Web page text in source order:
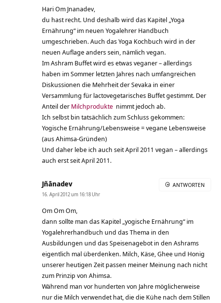
Hari Om Jnanadev,
du hast recht. Und deshalb wird das Kapitel „Yoga
Ernährung“ im neuen Yogalehrer Handbuch
umgeschrieben. Auch das Yoga Kochbuch wird in der
neuen Auflage anders sein, nämlich vegan.
Im Ashram Buffet wird es etwas veganer – allerdings
haben im Sommer letzten Jahres nach umfangreichen
Diskussionen die Mehrheit der Sevaka in einer
Versammlung für lactovegetarisches Buffet gestimmt. Der
Anteil der Milchprodukte nimmt jedoch ab.
Ich selbst bin tatsächlich zum Schluss gekommen:
Yogische Ernährung/Lebensweise = vegane Lebensweise
(aus Ahimsa-Gründen)
Und daher lebe ich auch seit April 2011 vegan – allerdings
auch erst seit April 2011.
Jñānadev
16. April 2012 um 16:18 Uhr
Om Om Om,
dann sollte man das Kapitel „yogische Ernährung“ im
Yogalehrerhandbuch und das Thema in den
Ausbildungen und das Speisenagebot in den Ashrams
eigentlich mal überdenken. Milch, Käse, Ghee und Honig
unserer heutigen Zeit passen meiner Meinung nach nicht
zum Prinzip von Ahimsa.
Während man vor hunderten von Jahre möglicherweise
nur die Milch verwendet hat, die die Kühe nach dem Stillen
ANTWORTEN